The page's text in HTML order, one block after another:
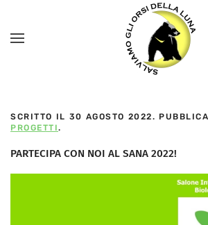
SCRITTO IL 30 AGOSTO 2022.
PROGETTI.
PARTECIPA CON NOI AL SANA 2022!